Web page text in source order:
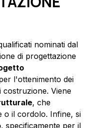
nominati dal
di progettazione
l'ottenimento dei
costruzione. Viene
, che
o il cordolo. Infine, si
, specificamente per il